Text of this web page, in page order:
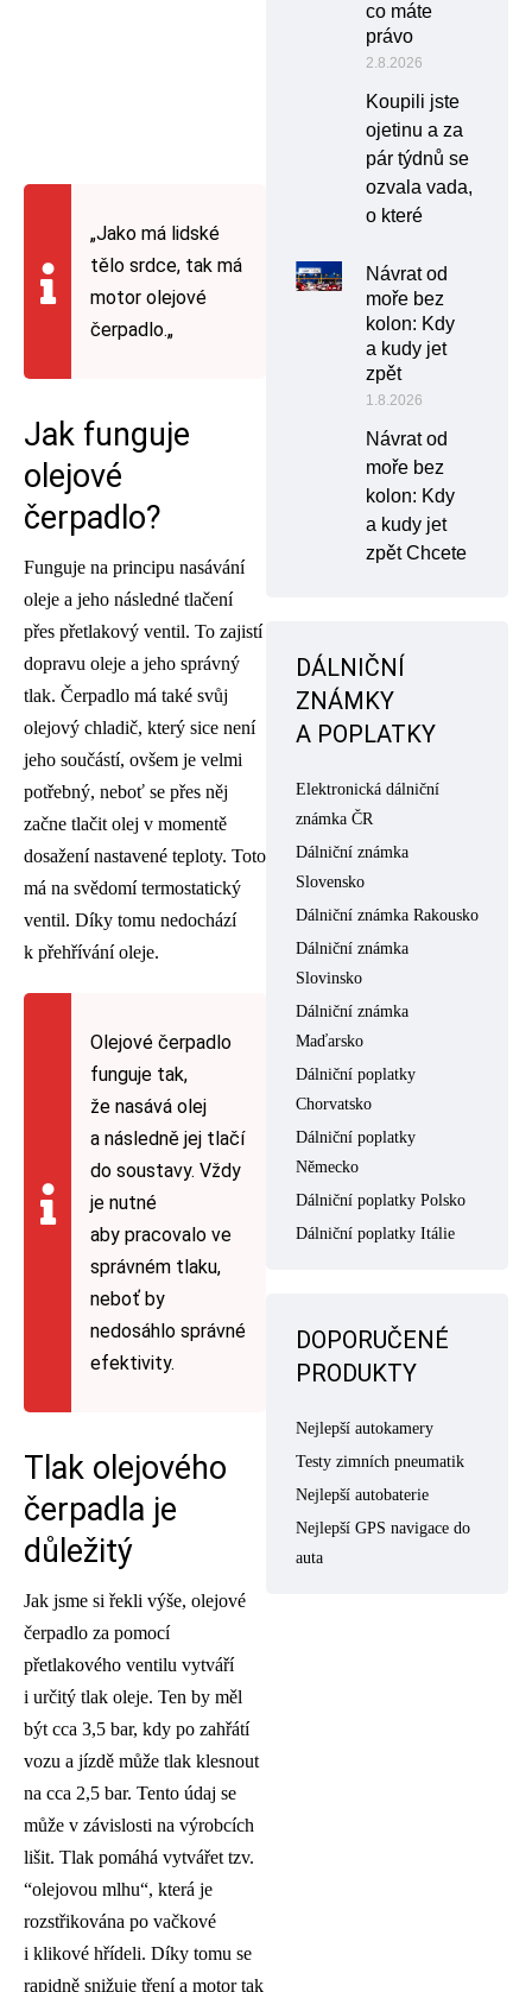
„Jako má lidské
tělo srdce, tak má
motor olejové
čerpadlo.„
Jak funguje
olejové
čerpadlo?
Funguje na principu nasávání
oleje a jeho následné tlačení
přes přetlakový ventil. To zajistí
dopravu oleje a jeho správný
tlak. Čerpadlo má také svůj
olejový chladič, který sice není
jeho součástí, ovšem je velmi
potřebný, neboť se přes něj
začne tlačit olej v momentě
dosažení nastavené teploty. Toto
má na svědomí termostatický
ventil. Díky tomu nedochází
k přehřívání oleje.
Olejové čerpadlo
funguje tak,
že nasává olej
a následně jej tlačí
do soustavy. Vždy
je nutné
aby pracovalo ve
správném tlaku,
neboť by
nedosáhlo správné
efektivity.
Tlak olejového
čerpadla je
důležitý
Jak jsme si řekli výše, olejové
čerpadlo za pomocí
přetlakového ventilu vytváří
i určitý tlak oleje. Ten by měl
být cca 3,5 bar, kdy po zahřátí
vozu a jízdě může tlak klesnout
na cca 2,5 bar. Tento údaj se
může v závislosti na výrobcích
lišit. Tlak pomáhá vytvářet tzv.
“olejovou mlhu“, která je
rozstřikována po vačkové
i klikové hřídeli. Díky tomu se
rapidně snižuje tření a motor tak
co máte
právo
2.8.2026
Koupili jste
ojetinu a za
pár týdnů se
ozvala vada,
o které
Návrat od
moře bez
kolon: Kdy
a kudy jet
zpět
1.8.2026
Návrat od
moře bez
kolon: Kdy
a kudy jet
zpět Chcete
DÁLNIČNÍ
ZNÁMKY
A POPLATKY
Elektronická dálniční
známka ČR
Dálniční známka
Slovensko
Dálniční známka Rakousko
Dálniční známka
Slovinsko
Dálniční známka
Maďarsko
Dálniční poplatky
Chorvatsko
Dálniční poplatky
Německo
Dálniční poplatky Polsko
Dálniční poplatky Itálie
DOPORUČENÉ
PRODUKTY
Nejlepší autokamery
Testy zimních pneumatik
Nejlepší autobaterie
Nejlepší GPS navigace do
auta